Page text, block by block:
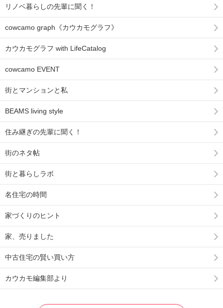
リノベ暮らしの先輩に聞く！
cowcamo graph《カウカモグラフ》
カウカモグラフ with LifeCatalog
cowcamo EVENT
街とマンションと私
BEAMS living style
住み継ぎの先輩に聞く！
街のネタ帖
街と暮らしラボ
名住宅の時間
家づくりのヒント
家、売りました
中古住宅の賢い買い方
カウカモ編集部より